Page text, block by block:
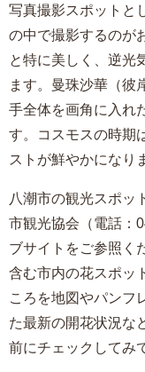
写真撮影スポットと
の中で撮影するのが
と特に美しく、逆光
ます。曼珠沙華（彼
手全体を画角に入れ
す。コスモスの時期
ストが鮮やかになり
八潮市の観光スポッ
市観光協会（電話：
ブサイトをご参照く
含む市内の花スポッ
ころを地図やパンフ
た最新の開花状況な
前にチェックしてみ